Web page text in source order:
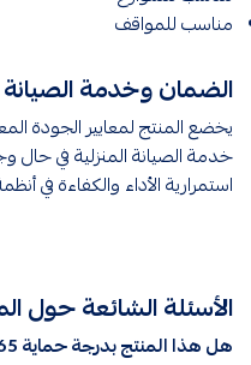
مناسب للمواقف
الضمان وخدمة الصيانة
يخضع المنتج لمعايير الجودة
خدمة الصيانة المنزلية في
استمرارية الأداء والكفاءة في
الأسئلة الشائعة حول
هل هذا المنتج بدرجة حماية IP65؟